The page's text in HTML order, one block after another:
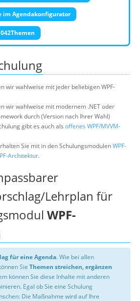
im Agendakonfigurator
wir wahlweise mit jeder beliebigen WPF-
wir wahlweise mit modernem .NET oder
durch (Version nach Ihrer Wahl)
gibt es auch als offenes WPF/MVVM-
Sie mit in den SchulungsmodulenWPF-
Architektur.
Lehrplan für
WPF-
für eine Agenda. Wie bei allen
Sie Themen streichen, ergänzen
können Sie diese Inhalte mit anderen
Egal ob Sie eine Schulung
Die Maßnahme wird auf Ihre